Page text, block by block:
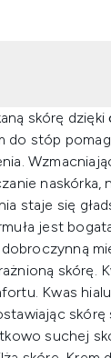
skórę dzięki
do stóp
staje się
jest
skórę.
Kwas
suchej